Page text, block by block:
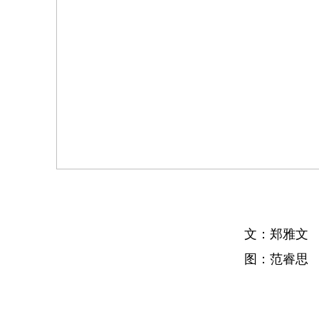
文： 郑雅文
图：范睿思